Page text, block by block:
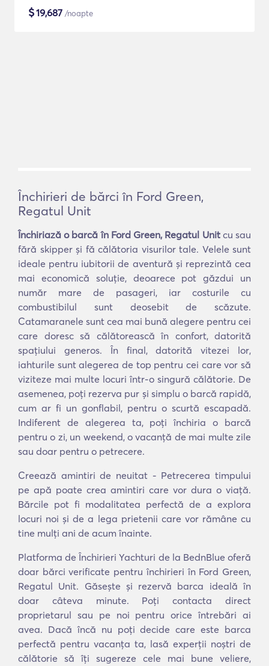
$19,687 /noapte
Închirieri de bărci în Ford Green,
Regatul Unit
Închiriază o barcă în Ford Green, Regatul Unitcu sau
fără skipper și fă călătoria visurilor tale. Velele sunt
ideale pentru iubitorii de aventură și reprezintă cea
mai economică soluție, deoarece pot găzdui un
număr mare de pasageri, iar costurile cu
combustibilul sunt deosebit de scăzute.
Catamaranele sunt cea mai bună alegere pentru cei
care doresc să călătorească în confort, datorită
spațiului generos. În final, datorită vitezei lor,
iahturile sunt alegerea de top pentru cei care vor să
viziteze mai multe locuri într-o singură călătorie. De
asemenea, poți rezerva pur și simplu o barcă rapidă,
cum ar fi un gonflabil, pentru o scurtă escapadă.
Indiferent de alegerea ta, poți închiria o barcă
pentru o zi, un weekend, o vacanță de mai multe zile
sau doar pentru o petrecere.
Creează amintiri de neuitat - Petrecerea timpului
pe apă poate crea amintiri care vor dura o viață.
Bărcile pot fi modalitatea perfectă de a explora
locuri noi și de a lega prietenii care vor rămâne cu
tine mulți ani de acum înainte.
Platforma de Închirieri Yachturi de la BednBlue oferă
doar bărci verificate pentru închirieri în Ford Green,
Regatul Unit. Găsește și rezervă barca ideală în
doar câteva minute. Poți contacta direct
proprietarul sau pe noi pentru orice întrebări ai
avea. Dacă încă nu poți decide care este barca
perfectă pentru vacanța ta, lasă experții noștri de
călătorie să îți sugereze cele mai bune veliere,